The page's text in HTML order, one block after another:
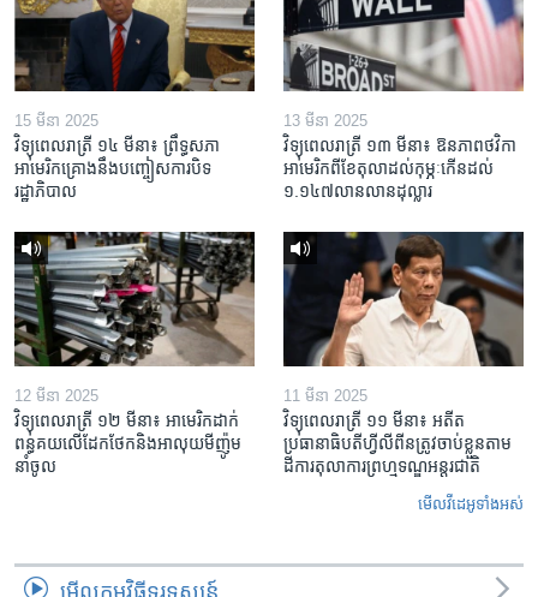
15 មីនា 2025
វិទ្យុពេលរាត្រី ១៤ មីនា៖ ព្រឹទ្ធសភា
អាមេរិកគ្រោងនឹងបញ្ចៀសការបិទ
រដ្ឋាភិបាល
13 មីនា 2025
វិទ្យុពេលរាត្រី ១៣ មីនា៖ ឱនភាព​ថវិកា​
អាមេរិក​ពី​ខែ​តុលា​ដល់​កុម្ភៈ​កើន​ដល់​
១.១៤៧​លានលាន​ដុល្លារ
12 មីនា 2025
វិទ្យុពេលរាត្រី ១២ មីនា៖ អាមេរិក​ដាក់​
ពន្ធគយ​លើ​ដែកថែក​និង​អាលុយ​មីញ៉ូម​
នាំចូល
11 មីនា 2025
វិទ្យុពេលរាត្រី ១១ មីនា៖ អតីត​
ប្រធានាធិបតីហ្វីលីពីន​ត្រូវ​ចាប់ខ្លួនតាម
ដីការ​តុលាការ​ព្រហ្មទណ្ឌ​អន្តរជាតិ
មើល​វីដេអូ​ទាំង​អស់